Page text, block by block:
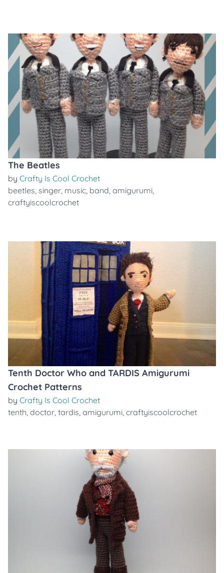
The Beatles
by Crafty Is Cool Crochet
beetles, singer, music, band, amigurumi,
craftyiscoolcrochet
Tenth Doctor Who and TARDIS Amigurumi
Crochet Patterns
by Crafty Is Cool Crochet
tenth, doctor, tardis, amigurumi, craftyiscoolcrochet